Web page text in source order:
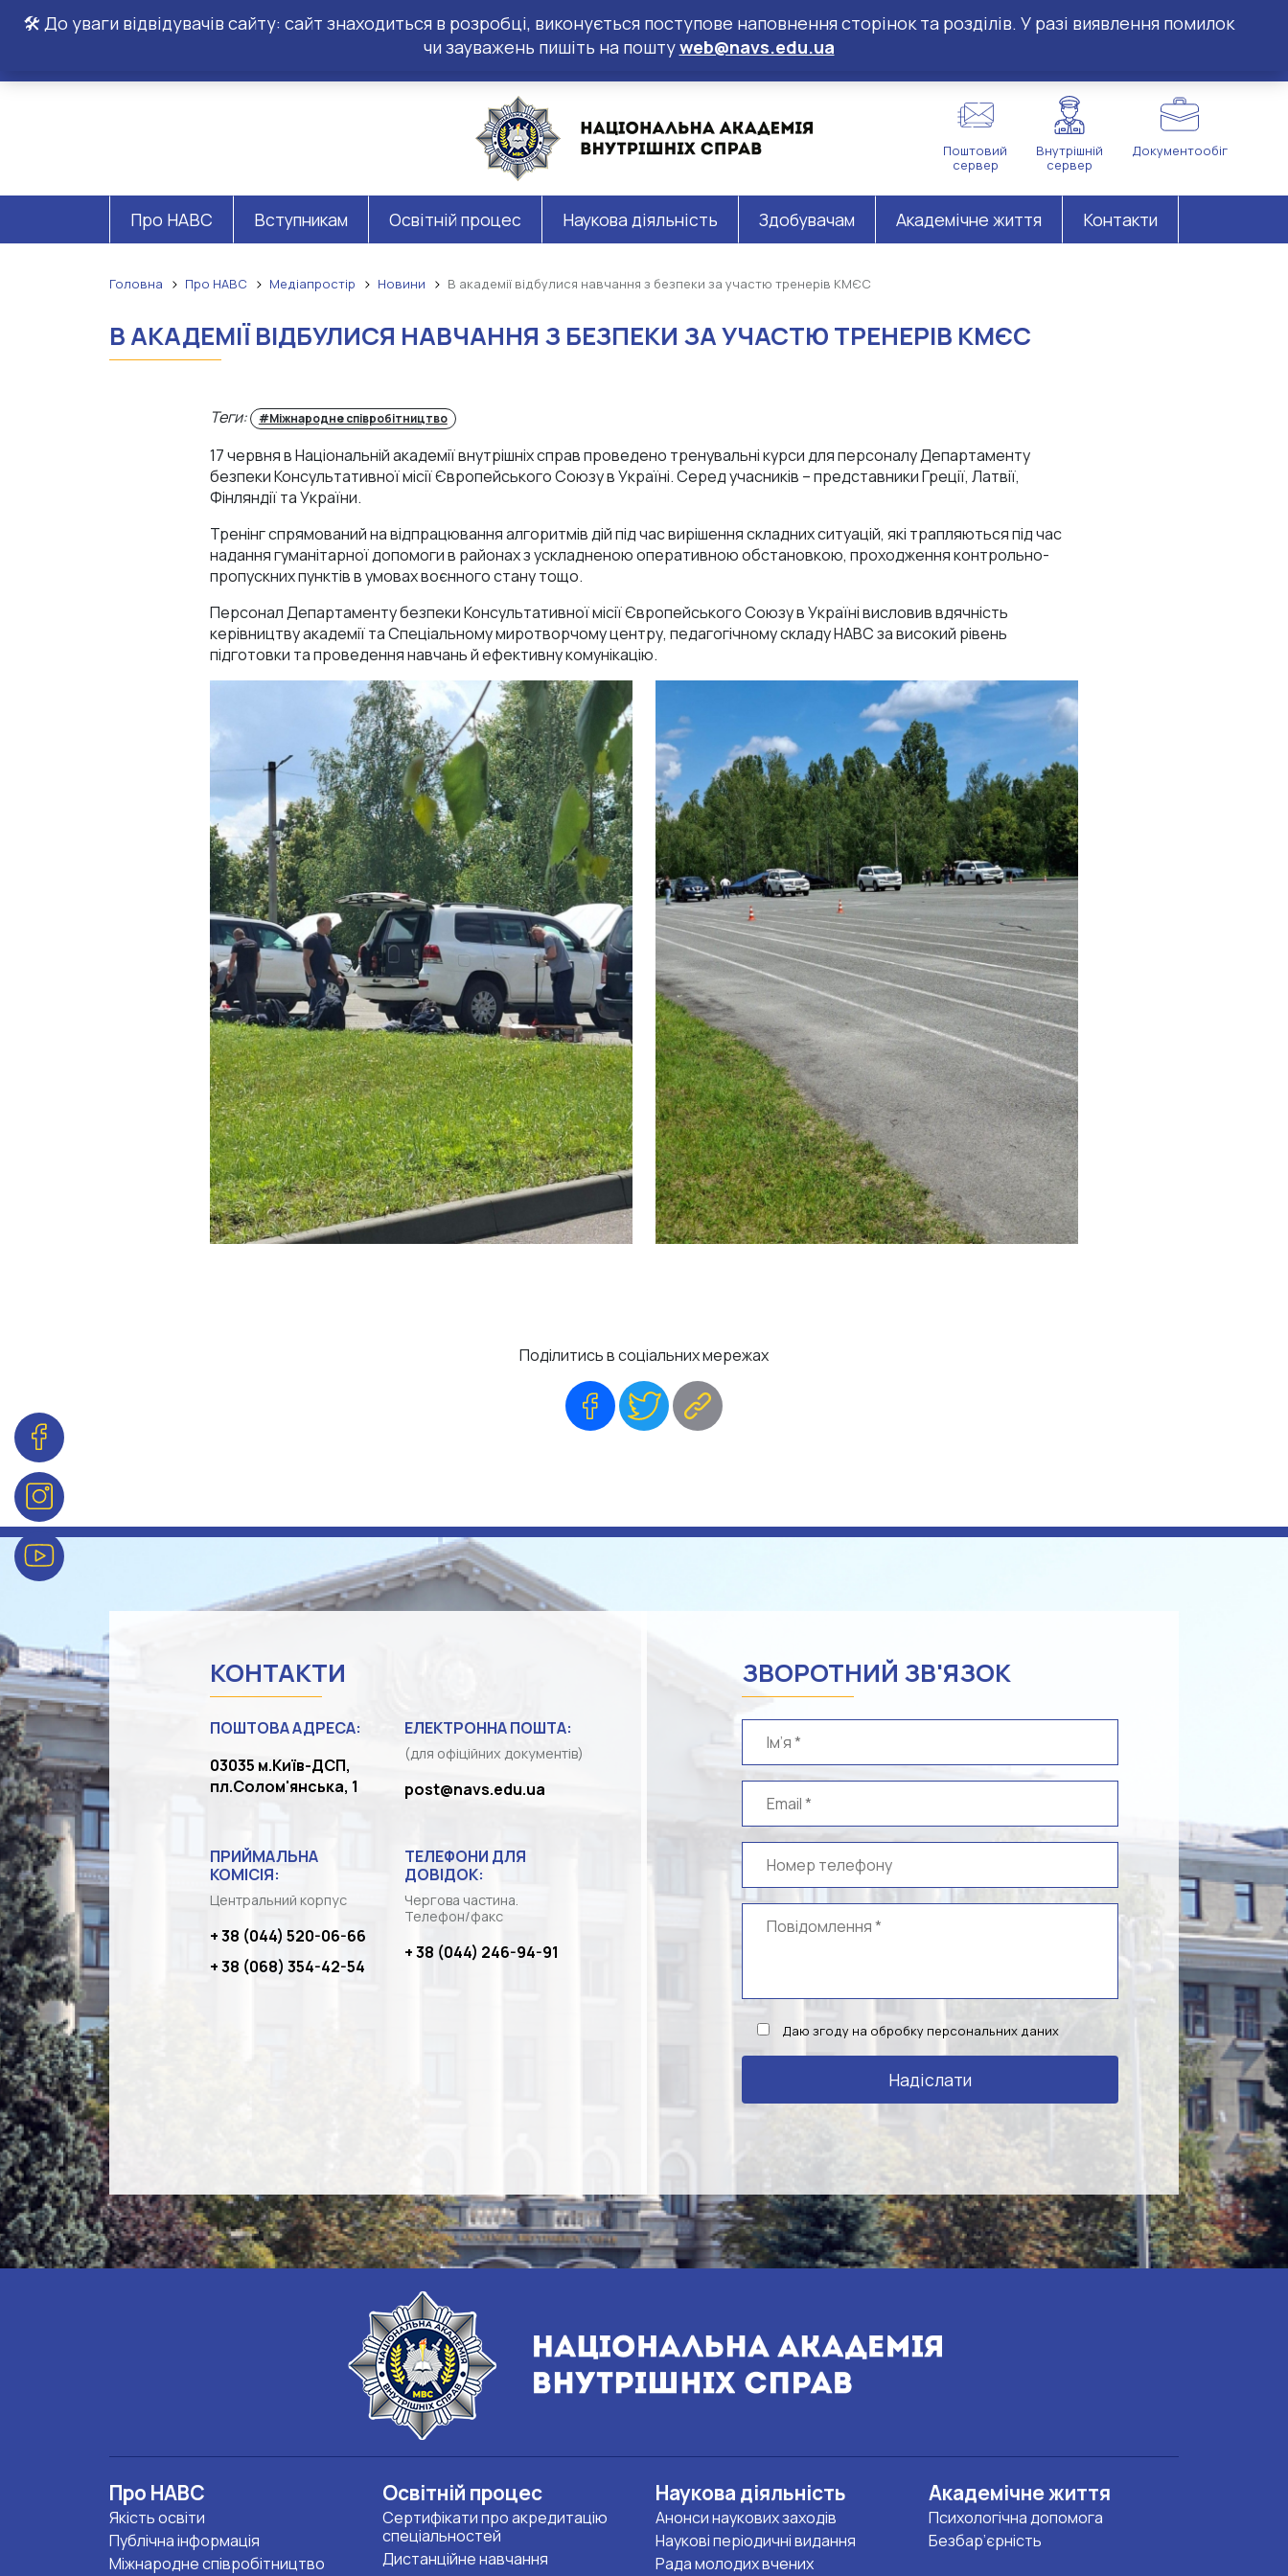
🛠️ До уваги відвідувачів сайту: сайт знаходиться в розробці, виконується поступове наповнення сторінок та розділів. У разі виявлення помилок
чи зауважень пишіть на поштуweb@navs.edu.ua
Поштовий
сервер
Внутрішній
сервер
Документообіг
Про НАВС Вступникам Освітній процес Наукова діяльність Здобувачам Академічне життя Контакти
Головна Про НАВС Медіапростір Новини В академії відбулися навчання з безпеки за участю тренерів КМЄС
В АКАДЕМІЇ ВІДБУЛИСЯ НАВЧАННЯ З БЕЗПЕКИ ЗА УЧАСТЮ ТРЕНЕРІВ КМЄС
Теги: #Міжнародне співробітництво
17 червня в Національній академії внутрішніх справ проведено тренувальні курси для персоналу Департаменту
безпеки Консультативної місії Європейського Союзу в Україні. Серед учасників – представники Греції, Латвії,
Фінляндії та України.
Тренінг спрямований на відпрацювання алгоритмів дій під час вирішення складних ситуацій, які трапляються під час
надання гуманітарної допомоги в районах з ускладненою оперативною обстановкою, проходження контрольно-
пропускних пунктів в умовах воєнного стану тощо.
Персонал Департаменту безпеки Консультативної місії Європейського Союзу в Україні висловив вдячність
керівництву академії та Спеціальному миротворчому центру, педагогічному складу НАВС за високий рівень
підготовки та проведення навчань й ефективну комунікацію.
Поділитись в соціальних мережах
FacebookTwitter
КОНТАКТИ
ПОШТОВА АДРЕСА:
03035 м.Київ-ДСП,
пл.Солом'янська, 1
ЕЛЕКТРОННА ПОШТА:
(для офіційних документів)
post@navs.edu.ua
ПРИЙМАЛЬНА
КОМІСІЯ:
Центральний корпус
+ 38 (044) 520-06-66
+ 38 (068) 354-42-54
ТЕЛЕФОНИ ДЛЯ
ДОВІДОК:
Чергова частина.
Телефон/факс
+ 38 (044) 246-94-91
ЗВОРОТНИЙ ЗВ'ЯЗОК
Даю згоду на обробку персональних даних
Про НАВС
Якість освіти
Публічна інформація
Міжнародне співробітництво
Освітній процес
Сертифікати про акредитацію
спеціальностей
Дистанційне навчання
Наукова діяльність
Анонси наукових заходів
Наукові періодичні видання
Рада молодих вчених
Академічне життя
Психологічна допомога
Безбар’єрність